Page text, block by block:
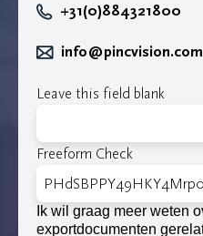
+31(0)884321800
info@pincvision.com
Leave this field blank
Freeform Check